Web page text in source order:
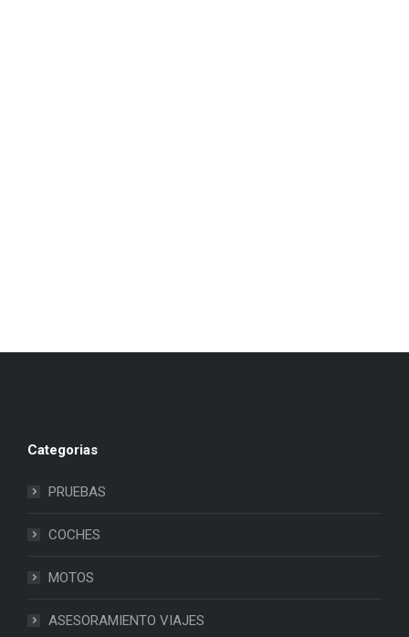
Categorias
PRUEBAS
COCHES
MOTOS
ASESORAMIENTO VIAJES